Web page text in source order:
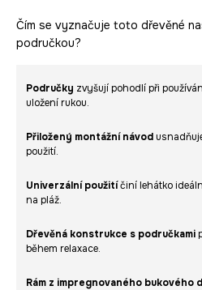
Čím se vyznačuje toto dřevěné
područkou?
Područky zvyšují pohodlí při
uložení rukou.
Přiložený montážní návod
použití.
Univerzální použitíčiní lehátko
na pláž.
Dřevěná konstrukce s područkami
během relaxace.
Rám z impregnovaného bukového